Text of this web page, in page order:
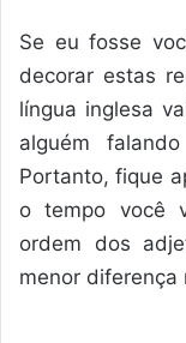
Se eu fosse
decorar estas
língua inglesa
alguém
Portanto, fique
o tempo você
ordem dos
menor diferença